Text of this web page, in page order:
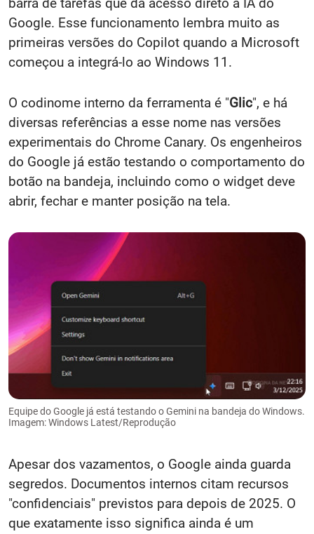
Google. Esse funcionamento lembra muito as
primeiras versões do Copilot quando a Microsoft
começou a integrá-lo ao Windows 11.
O codinome interno da ferramenta é "Glic", e há
diversas referências a esse nome nas versões
experimentais do Chrome Canary. Os engenheiros
do Google já estão testando o comportamento do
botão na bandeja, incluindo como o widget deve
abrir, fechar e manter posição na tela.
Equipe do Google já está testando o Gemini na bandeja do Windows.
Imagem: Windows Latest/Reprodução
Apesar dos vazamentos, o Google ainda guarda
segredos. Documentos internos citam recursos
"confidenciais" previstos para depois de 2025. O
que exatamente isso significa ainda é um